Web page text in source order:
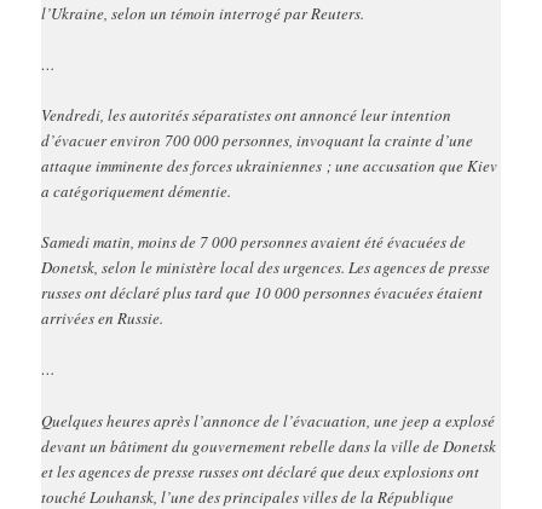
l’Ukraine, selon un témoin interrogé par Reuters.
…
Vendredi, les autorités séparatistes ont annoncé leur intention
d’évacuer environ 700 000 personnes, invoquant la crainte d’une
attaque imminente des forces ukrainiennes ; une accusation que Kiev
a catégoriquement démentie.
Samedi matin, moins de 7 000 personnes avaient été évacuées de
Donetsk, selon le ministère local des urgences. Les agences de presse
russes ont déclaré plus tard que 10 000 personnes évacuées étaient
arrivées en Russie.
…
Quelques heures après l’annonce de l’évacuation, une jeep a explosé
devant un bâtiment du gouvernement rebelle dans la ville de Donetsk
et les agences de presse russes ont déclaré que deux explosions ont
touché Louhansk, l’une des principales villes de la République